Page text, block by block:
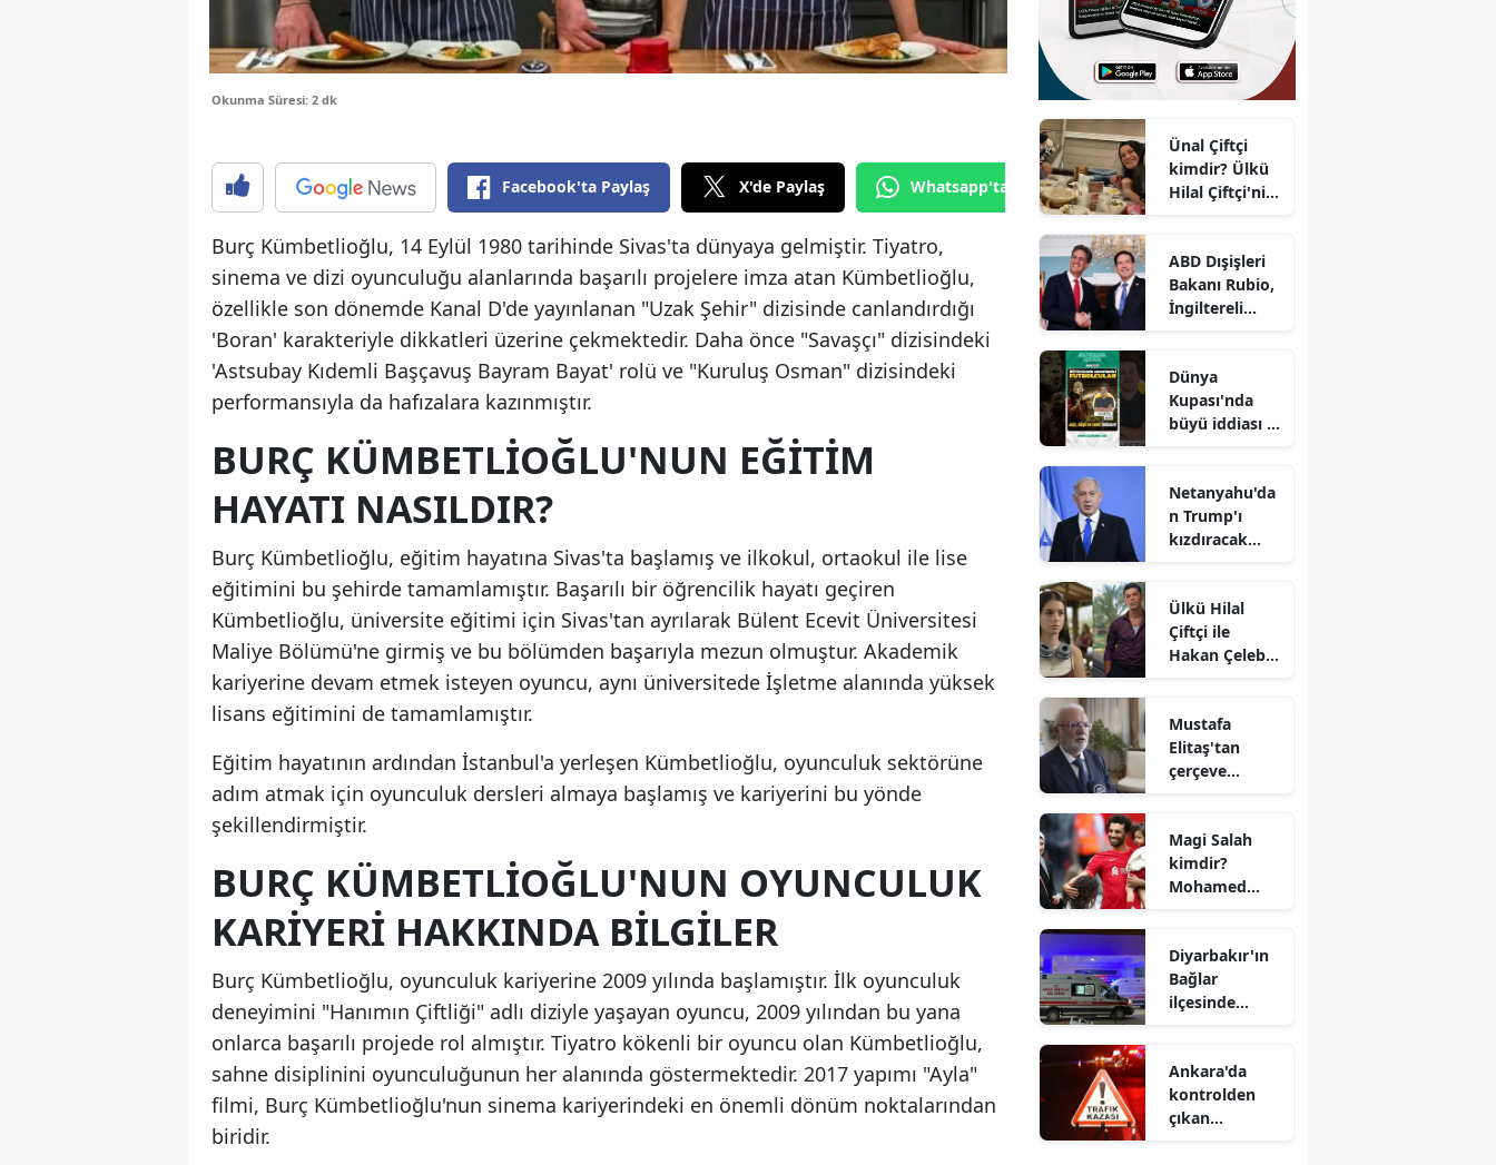
Edirne
Elazığ
Erzurum
Eskişehir
Gaziantep
Giresun
Gümüşhane
İstanbul
İzmir
Kars
Kayseri
Kırklareli
Kocaeli
Konya
Kütahya
Malatya
Manisa
Okunma Süresi: 2 dk
Facebook'ta Paylaş X'de Paylaş Whatsapp'tan Gönder
Burç Kümbetlioğlu, 14 Eylül 1980 tarihinde Sivas'ta dünyaya gelmiştir. Tiyatro,
sinema ve dizi oyunculuğu alanlarında başarılı projelere imza atan Kümbetlioğlu,
özellikle son dönemde Kanal D'de yayınlanan "Uzak Şehir" dizisinde canlandırdığı
'Boran' karakteriyle dikkatleri üzerine çekmektedir. Daha önce "Savaşçı" dizisindeki
'Astsubay Kıdemli Başçavuş Bayram Bayat' rolü ve "Kuruluş Osman" dizisindeki
performansıyla da hafızalara kazınmıştır.
BURÇ KÜMBETLIOĞLU'NUN EĞITIM
HAYATI NASILDIR?
Burç Kümbetlioğlu, eğitim hayatına Sivas'ta başlamış ve ilkokul, ortaokul ile lise
eğitimini bu şehirde tamamlamıştır. Başarılı bir öğrencilik hayatı geçiren
Kümbetlioğlu, üniversite eğitimi için Sivas'tan ayrılarak Bülent Ecevit Üniversitesi
Maliye Bölümü'ne girmiş ve bu bölümden başarıyla mezun olmuştur. Akademik
kariyerine devam etmek isteyen oyuncu, aynı üniversitede İşletme alanında yüksek
lisans eğitimini de tamamlamıştır.
Eğitim hayatının ardından İstanbul'a yerleşen Kümbetlioğlu, oyunculuk sektörüne
adım atmak için oyunculuk dersleri almaya başlamış ve kariyerini bu yönde
şekillendirmiştir.
BURÇ KÜMBETLIOĞLU'NUN OYUNCULUK
KARIYERI HAKKINDA BILGILER
Burç Kümbetlioğlu, oyunculuk kariyerine 2009 yılında başlamıştır. İlk oyunculuk
deneyimini "Hanımın Çiftliği" adlı diziyle yaşayan oyuncu, 2009 yılından bu yana
onlarca başarılı projede rol almıştır. Tiyatro kökenli bir oyuncu olan Kümbetlioğlu,
sahne disiplinini oyunculuğunun her alanında göstermektedir. 2017 yapımı "Ayla"
filmi, Burç Kümbetlioğlu'nun sinema kariyerindeki en önemli dönüm noktalarından
biridir.
Ünal Çiftçi
kimdir? Ülkü
Hilal Çiftçi'nin
neler söyledi?
ABD Dışişleri
Bakanı Rubio,
İngiltereli
Dünya
Kupası'nda
büyü iddiası :
güçler
tartışması
Netanyahu'da
n Trump'ı
kızdıracak
Ülkü Hilal
Çiftçi ile
Hakan Çelebi
dikkat çeken
iddialar
Mustafa
Elitaş'tan
çerçeve
mesaj
Magi Salah
kimdir?
Mohamed
nereli ve
mesleği nedir?
Diyarbakır'ın
Bağlar
ilçesinde
Ankara'da
kontrolden
çıkan